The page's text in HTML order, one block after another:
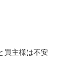
買主様は不安